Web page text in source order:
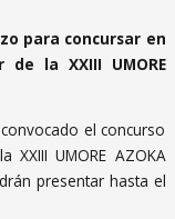
para concursar en
la XXIII UMORE
el concurso
UMORE AZOKA
presentar hasta el